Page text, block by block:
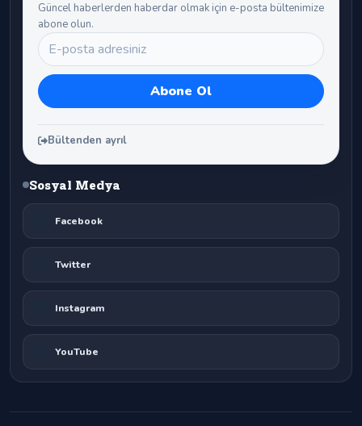
Güncel haberlerden haberdar olmak için e-posta bültenimize
abone olun.
Bültenden ayrıl
Sosyal Medya
Facebook
Twitter
Instagram
YouTube